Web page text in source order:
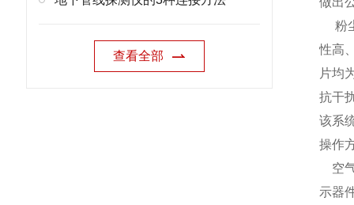
查看全部
粉
性高
片均
抗干
该系
操作
空
示器